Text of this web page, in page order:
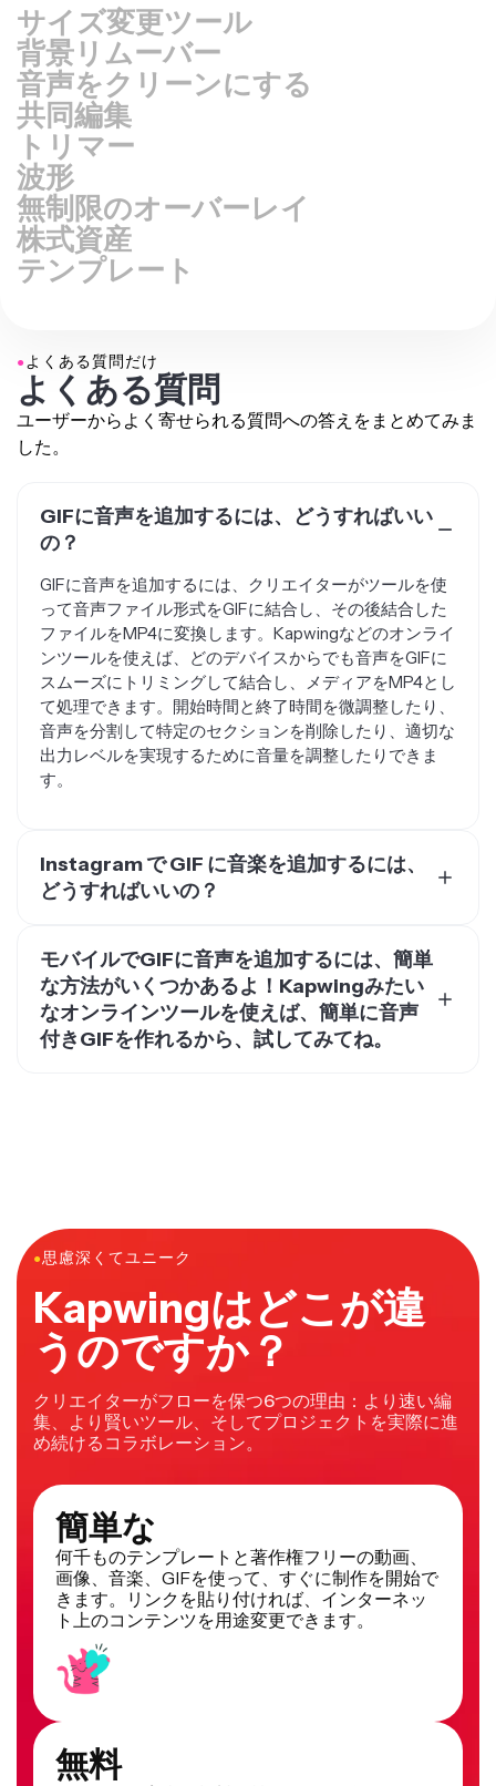
背景リムーバー
音声をクリーンにする
共同編集
トリマー
波形
無制限のオーバーレイ
株式資産
テンプレート
● よくある質問だけ
よくある質問
ユーザーからよく寄せられる質問への答えをまとめてみま
した。
GIFに音声を追加するには、どうすればいい
の？
GIFに音声を追加するには、クリエイターがツールを使
って音声ファイル形式をGIFに結合し、その後結合した
ファイルをMP4に変換します。Kapwingなどのオンライ
ンツールを使えば、どのデバイスからでも音声をGIFに
スムーズにトリミングして結合し、メディアをMP4とし
て処理できます。開始時間と終了時間を微調整したり、
音声を分割して特定のセクションを削除したり、適切な
出力レベルを実現するために音量を調整したりできま
す。
Instagram で GIF に音楽を追加するには、
どうすればいいの？
信頼できる外部エディターが必要です。このプロセスに
は、音楽をGIFに組み込み、メディアをMP4に変換して
Instagramの様々な投稿フォーマットで共有することが
含まれます。Kapwingなら、どのデバイスからでも音声
とGIFをアップロードしたり、GIPHYプラグインを使っ
モバイルでGIFに音声を追加するには、簡単
な方法がいくつかあるよ！Kapwingみたい
なオンラインツールを使えば、簡単に音声
付きGIFを作れるから、試してみてね。
だ。残った音声は、たいてい視聴者の反応を引き出す注
目ポイントになってるよ。音声とGIFを組み合わせて
Facebook、Twitter、TikTokに保存して共有できるん
だ。
●思慮深くてユニーク
Kapwingはどこが違
うのですか？
クリエイターがフローを保つ6つの理由：より速い編
集、より賢いツール、そしてプロジェクトを実際に進
め続けるコラボレーション。
簡単な
何千ものテンプレートと著作権フリーの動画、
画像、音楽、GIFを使って、すぐに制作を開始で
きます。リンクを貼り付ければ、インターネッ
ト上のコンテンツを用途変更できます。
無料